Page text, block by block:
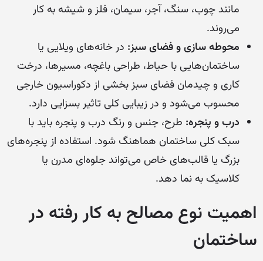
مانند چوب، سنگ، آجر، سیمان، فلز و شیشه به کار
می‌روند.
محوطه سازی و فضای سبز: در خانه‌های ویلایی یا
ساختمان‌هایی با حیاط، طراحی باغچه، مسیرها، درخت
کاری و چیدمان فضای سبز بخشی از دکوراسیون خارجی
محسوب می‌شود و در زیبایی کلی تاثیر بسزایی دارد.
درب و پنجره: طرح، جنس و رنگ درب و پنجره باید با
سبک کلی ساختمان هماهنگ شود. استفاده از پنجره‌های
بزرگ یا قالب‌های خاص می‌تواند جلوه‌ای مدرن یا
کلاسیک به نما دهد.
اهمیت نوع مصالح به کار رفته در
ساختمان